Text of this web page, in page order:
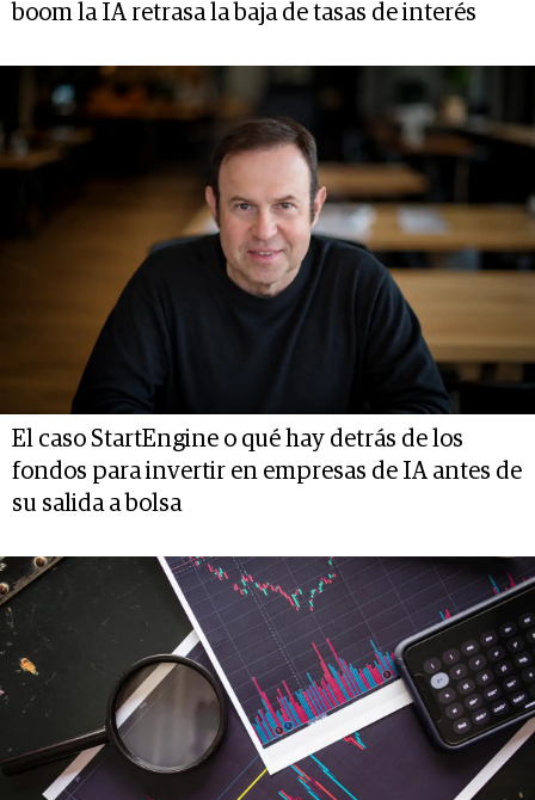
boom la IA retrasa la baja de tasas de interés
El caso StartEngine o qué hay detrás de los
fondos para invertir en empresas de IA antes de
su salida a bolsa